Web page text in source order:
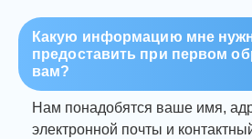
Какую информацию мне
предоставить при первом
вам?
Нам понадобятся ваше имя,
электронной почты и